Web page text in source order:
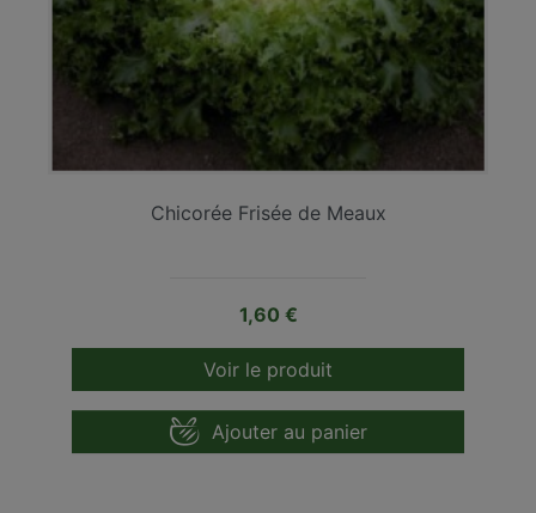
Chicorée Frisée de Meaux
Prix
1,60 €
Voir le produit
Ajouter au panier